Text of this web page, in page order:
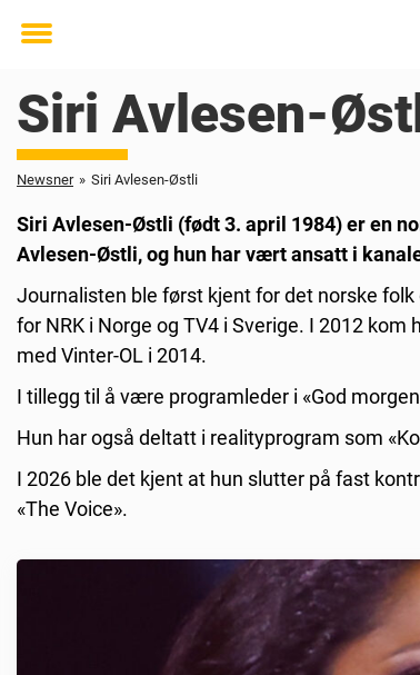
Toggle
Siri Avlesen-
Newsner » Siri Avlesen-Østli
Siri Avlesen-Østli (født 3. april 1984) er en
Avlesen-Østli, og hun har vært ansatt i
Journalisten ble først kjent for det norske
for NRK i Norge og TV4 i Sverige. I 2012
med Vinter-OL i 2014.
I tillegg til å være programleder i «God
Hun har også deltatt i realityprogram som
I 2026 ble det kjent at hun slutter på fast
«The Voice».